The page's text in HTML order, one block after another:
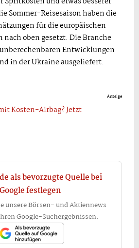
Sommer-Reisesaison haben die
für die europäischen
nach oben gesetzt. Die Branche
Entwicklungen
in der Ukraine ausgeliefert.
Anzeige
Kosten-Airbag? Jetzt
als bevorzugte Quelle bei
Google festlegen
unsere Börsen- und Aktiennews
Google-Suchergebnissen.